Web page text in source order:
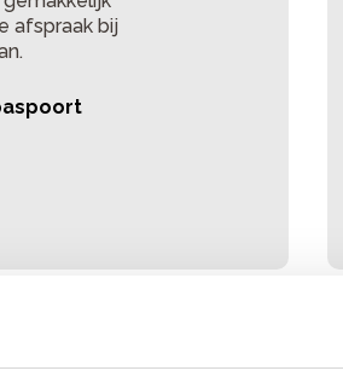
afspraak bij
terecht?